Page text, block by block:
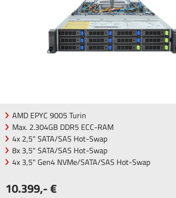
AMD EPYC 9005 Turin
Max. 2.304GB DDR5 ECC-RAM
4x 2,5" SATA/SAS Hot-Swap
8x 3,5" SATA/SAS Hot-Swap
4x 3,5" Gen4 NVMe/SATA/SAS Hot-Swap
10.399,-